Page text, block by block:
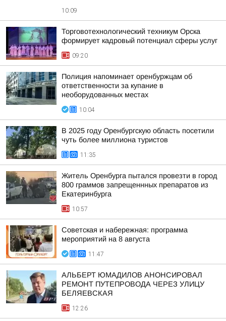
10:09
Торговотехнологический техникум Орска
формирует кадровый потенциал сферы услуг
09:20
Полиция напоминает оренбуржцам об
ответственности за купание в
необорудованных местах
10:04
В 2025 году Оренбургскую область посетили
чуть более миллиона туристов
11:35
Житель Оренбурга пытался провезти в город
800 граммов запрещеннных препаратов из
Екатеринбурга
10:57
Советская и набережная: программа
мероприятий на 8 августа
11:47
АЛЬБЕРТ ЮМАДИЛОВ АНОНСИРОВАЛ
РЕМОНТ ПУТЕПРОВОДА ЧЕРЕЗ УЛИЦУ
БЕЛЯЕВСКАЯ
12:26